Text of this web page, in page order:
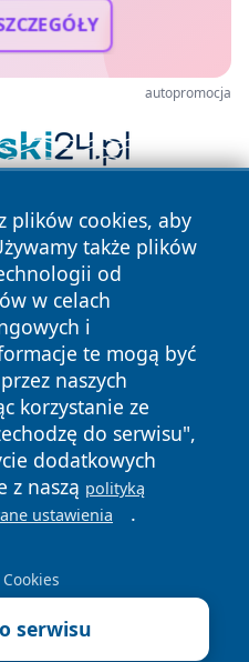
autopromocja
plików cookies, aby
także plików
od
w celach
i
te mogą być
naszych
korzystanie ze
do serwisu",
dodatkowych
z naszą polityką
ustawienia .
serwisu
Wszystkie prawa
Polityka
Cookies